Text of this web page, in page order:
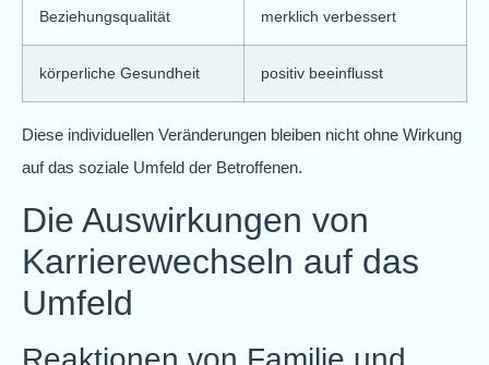
Beziehungsqualität merklich verbessert
körperliche Gesundheit positiv beeinflusst
Diese individuellen Veränderungen bleiben nicht ohne Wirkung
auf das soziale Umfeld der Betroffenen.
Die Auswirkungen von
Karrierewechseln auf das
Umfeld